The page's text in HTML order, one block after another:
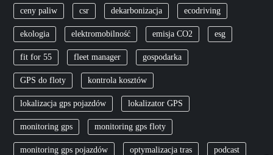
ceny paliw csr dekarbonizacja ecodriving
ekologia elektromobilność emisja CO2 esg
fit for 55 fleet manager gospodarka
GPS do floty kontrola kosztów
lokalizacja gps pojazdów lokalizator GPS
monitoring gps monitoring gps floty
monitoring gps pojazdów optymalizacja tras podcast